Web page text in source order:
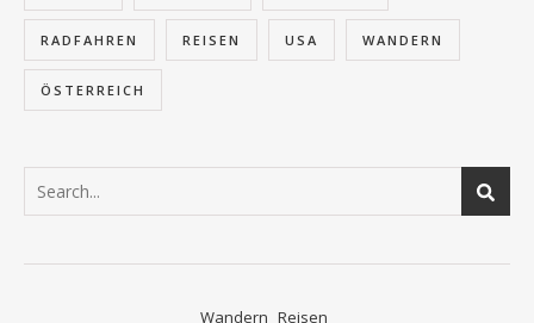
RADFAHREN REISEN USA WANDERN
ÖSTERREICH
Wandern Reisen